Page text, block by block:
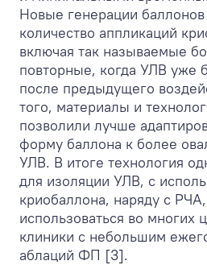
Новые генерации
количество аппликаций
включая так называемые
повторные, когда УЛВ уже
после предыдущего
того, материалы и
позволили лучше
форму баллона к более
УЛВ. В итоге технология
для изоляции УЛВ, с
криобаллона, наряду с
использоваться во многих
клиники с небольшим
аблаций ФП [3].